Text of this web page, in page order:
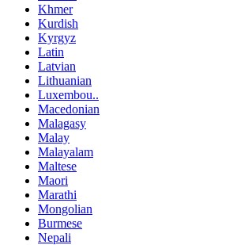
Khmer
Kurdish
Kyrgyz
Latin
Latvian
Lithuanian
Luxembou..
Macedonian
Malagasy
Malay
Malayalam
Maltese
Maori
Marathi
Mongolian
Burmese
Nepali